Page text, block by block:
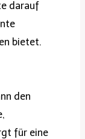
darauf
bietet.
den
für eine